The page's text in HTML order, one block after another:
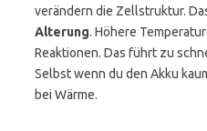
verändern die Zellstruktur.
Alterung. Höhere
Reaktionen. Das führt zu
Selbst wenn du den Akku
bei Wärme.